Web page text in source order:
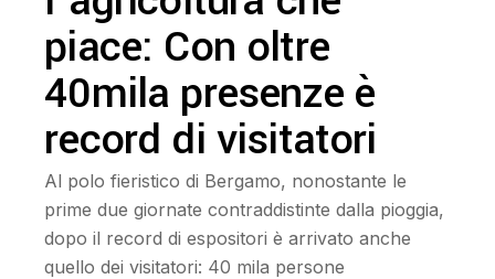
piace: Con oltre
40mila presenze è
record di visitatori
Al polo fieristico di Bergamo, nonostante le
prime due giornate contraddistinte dalla pioggia,
dopo il record di espositori è arrivato anche
quello dei visitatori: 40 mila persone